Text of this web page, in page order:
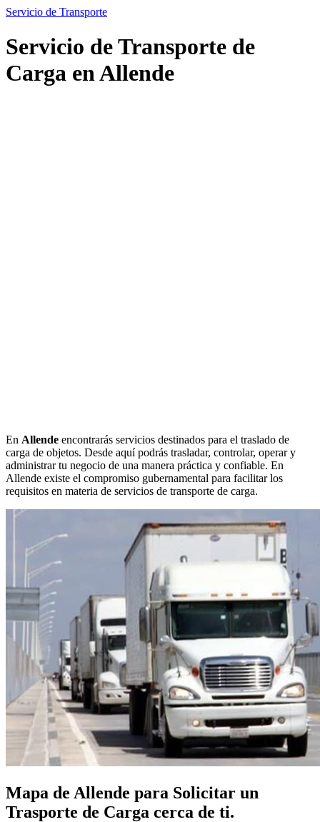
Servicio de Transporte
Servicio de Transporte de
Carga en Allende
En Allende encontrarás servicios destinados para el traslado de
carga de objetos. Desde aquí podrás trasladar, controlar, operar y
administrar tu negocio de una manera práctica y confiable. En
Allende existe el compromiso gubernamental para facilitar los
requisitos en materia de servicios de transporte de carga.
Mapa de Allende para Solicitar un
Trasporte de Carga cerca de ti.